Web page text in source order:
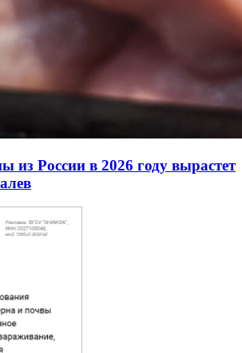
из России в 2026 году вырастет